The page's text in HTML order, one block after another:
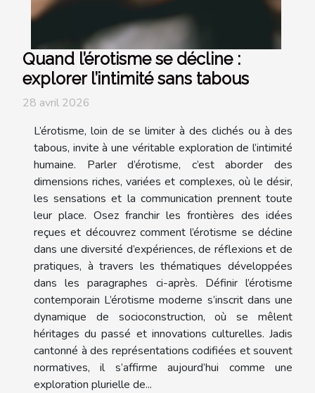
Quand l’érotisme se décline :
explorer l’intimité sans tabous
28 avril 2026
L’érotisme, loin de se limiter à des clichés ou à des
tabous, invite à une véritable exploration de l’intimité
humaine. Parler d’érotisme, c’est aborder des
dimensions riches, variées et complexes, où le désir,
les sensations et la communication prennent toute
leur place. Osez franchir les frontières des idées
reçues et découvrez comment l’érotisme se décline
dans une diversité d’expériences, de réflexions et de
pratiques, à travers les thématiques développées
dans les paragraphes ci-après. Définir l’érotisme
contemporain L’érotisme moderne s’inscrit dans une
dynamique de socioconstruction, où se mêlent
héritages du passé et innovations culturelles. Jadis
cantonné à des représentations codifiées et souvent
normatives, il s’affirme aujourd’hui comme une
exploration plurielle de...